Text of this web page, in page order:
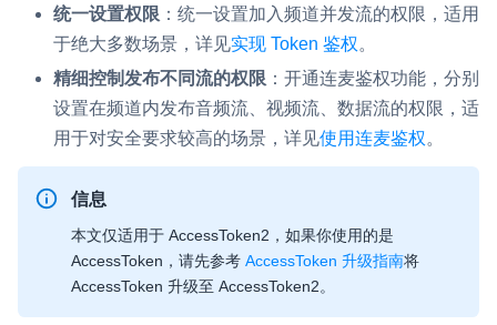
融合 CDN 直播
对接国内外多家 CDN 供应商，提供一个整体播放体验最佳的
CDN 直播方案
媒体流加速
为智能硬件提供优质的媒体流传输，实现人与人、人与物、物与
实时互动扩展能力
实时转录翻译
Unreal (C++)
Unreal (Blueprint)
React
统一设置权限 ：统一设置加入频道并发流的权限，适用
于绝大多数场景，详见实现 Token 鉴权。
精细控制发布不同流的权限 ：开通连麦鉴权功能，分别
设置在频道内发布音频流、视频流、数据流的权限，适
用于对安全要求较高的场景，详见使用连麦鉴权。
信息
本文仅适用于 AccessToken2，如果你使用的是
AccessToken，请先参考 AccessToken 升级指南将
AccessToken 升级至 AccessToken2。